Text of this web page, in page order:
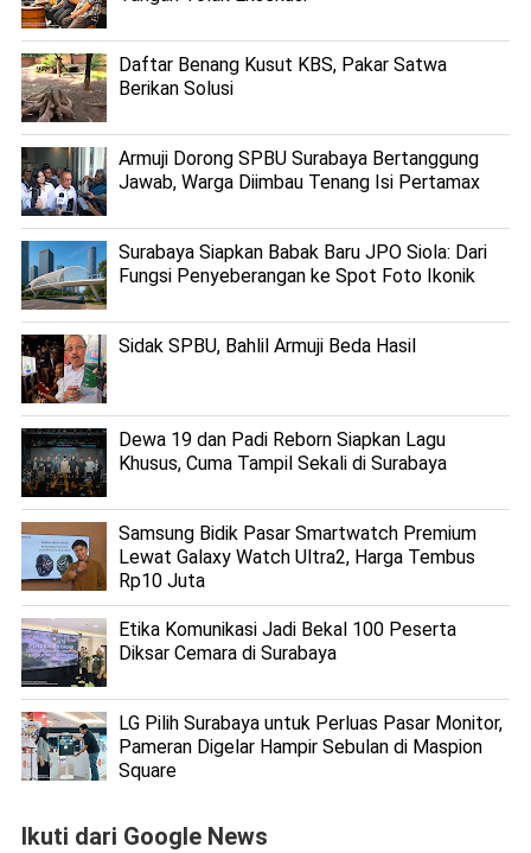
Daftar Benang Kusut KBS, Pakar Satwa
Berikan Solusi
Armuji Dorong SPBU Surabaya Bertanggung
Jawab, Warga Diimbau Tenang Isi Pertamax
Surabaya Siapkan Babak Baru JPO Siola: Dari
Fungsi Penyeberangan ke Spot Foto Ikonik
Sidak SPBU, Bahlil Armuji Beda Hasil
Dewa 19 dan Padi Reborn Siapkan Lagu
Khusus, Cuma Tampil Sekali di Surabaya
Samsung Bidik Pasar Smartwatch Premium
Lewat Galaxy Watch Ultra2, Harga Tembus
Rp10 Juta
Etika Komunikasi Jadi Bekal 100 Peserta
Diksar Cemara di Surabaya
LG Pilih Surabaya untuk Perluas Pasar Monitor,
Pameran Digelar Hampir Sebulan di Maspion
Square
Ikuti dari Google News